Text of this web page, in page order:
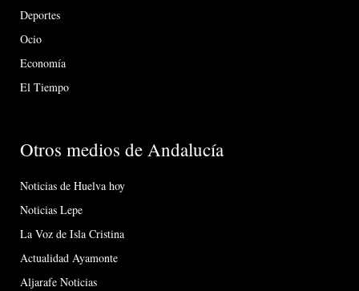
Deportes
Ocio
Economía
El Tiempo
Otros medios de Andalucía
Noticias de Huelva hoy
Noticias Lepe
La Voz de Isla Cristina
Actualidad Ayamonte
Aljarafe Noticias